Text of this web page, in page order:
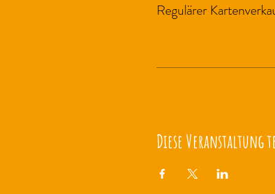
Regulärer
Diese Veranstaltung